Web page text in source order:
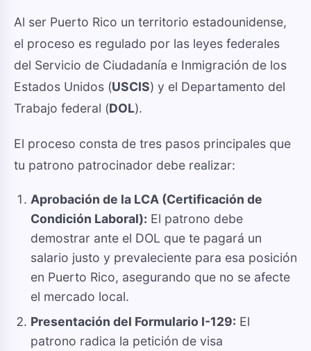
Al ser Puerto Rico un territorio estadounidense,
el proceso es regulado por las leyes federales
del Servicio de Ciudadanía e Inmigración de los
Estados Unidos (USCIS) y el Departamento del
Trabajo federal (DOL).
El proceso consta de tres pasos principales que
tu patrono patrocinador debe realizar:
Aprobación de la LCA (Certificación de
Condición Laboral): El patrono debe
demostrar ante el DOL que te pagará un
salario justo y prevaleciente para esa posición
en Puerto Rico, asegurando que no se afecte
el mercado local.
Presentación del Formulario I-129: El
patrono radica la petición de visa